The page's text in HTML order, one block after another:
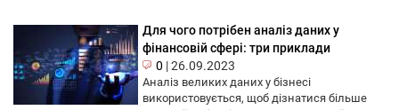
Для чого потрібен аналіз даних у
фінансовій сфері: три приклади
0 |26.09.2023
Аналіз великих даних у бізнесі
використовується, щоб дізнатися більше